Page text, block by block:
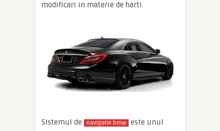
modificari in materie de harti.
Sistemul de navigatie bmw este unul